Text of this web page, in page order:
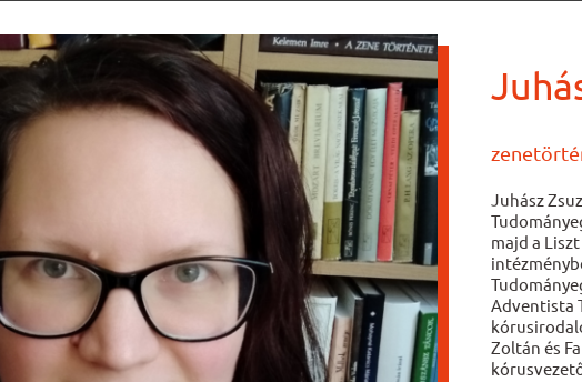
Juhász
majd a
Adventista
Zoltán és